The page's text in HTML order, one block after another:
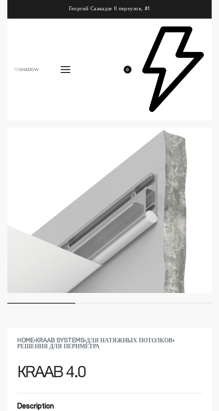
Георгий Саакадзе II переулок, #1
0
HOME›KRAAB SYSTEMS›ДЛЯ НАТЯЖНЫХ ПОТОЛКОВ›
РЕШЕНИЯ ДЛЯ ПЕРИМЕТРА​
KRAAB 4.0
Description